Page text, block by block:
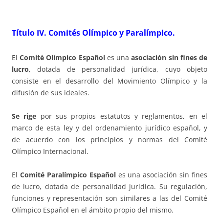
Título IV. Comités Olímpico y Paralímpico.
ElComité Olímpico Españoles unaasociación sin fines de
lucro, dotada de personalidad jurídica, cuyo objeto
consiste en el desarrollo del Movimiento Olímpico y la
difusión de sus ideales.
Se rige por sus propios estatutos y reglamentos, en el
marco de esta ley y del ordenamiento jurídico español, y
de acuerdo con los principios y normas del Comité
Olímpico Internacional.
El Comité Paralímpico Españoles una asociación sin fines
de lucro, dotada de personalidad jurídica. Su regulación,
funciones y representación son similares a las del Comité
Olímpico Español en el ámbito propio del mismo.